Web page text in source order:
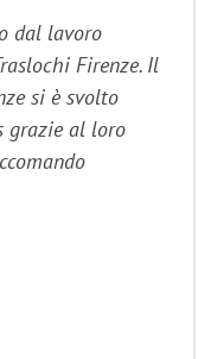
dal lavoro
Firenze. Il
si è svolto
grazie al loro